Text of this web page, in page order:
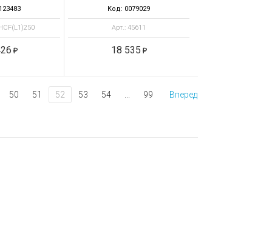
510L
Код: 0079029
Арт.: 45611
18 535
50 51 52 53 54 99 Вперед